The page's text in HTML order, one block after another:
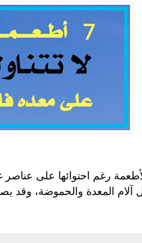
رغم احتوائها على عناصر
المعدة والحموضة، وقد